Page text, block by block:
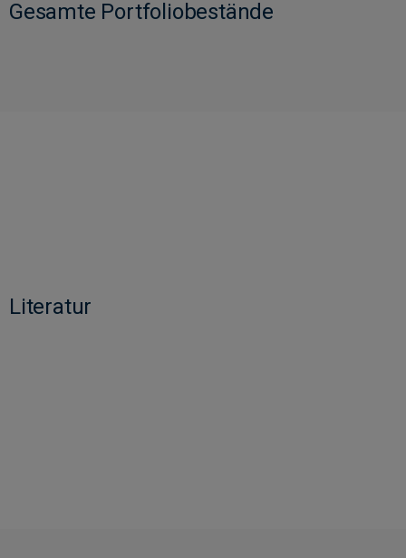
Gesamte Portfoliobestände
Literatur